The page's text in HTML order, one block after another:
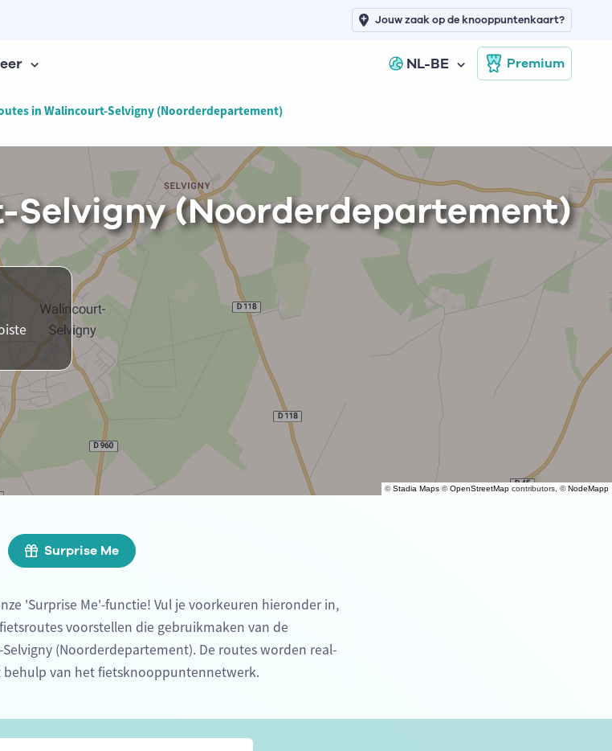
NL-BE Premium
Jouw zaak op de knooppuntenkaart?
in Walincourt-Selvigny (Noorderdepartement)
©Stadia Maps ©OpenStreetMap contributors, ©NodeMapp
(Noorderdepartement)
Surprise Me
'Surprise Me'-functie! Vul je voorkeuren hieronder in,
voorstellen die gebruikmaken van de
(Noorderdepartement). De routes worden real-
van het fietsknooppuntennetwerk.